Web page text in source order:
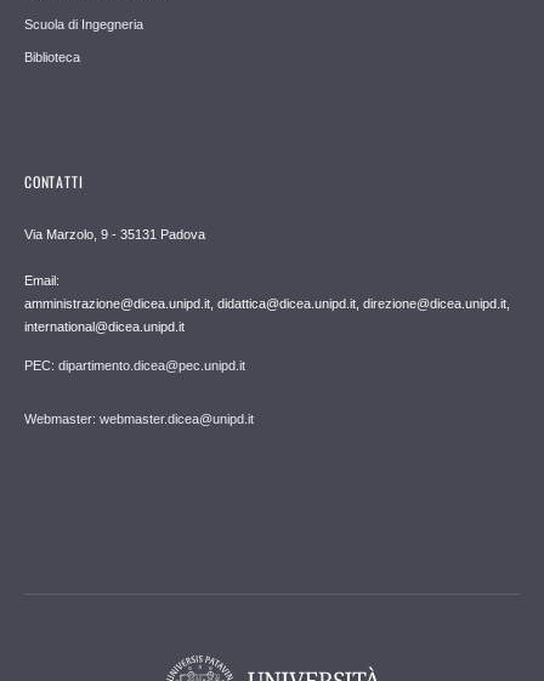
Scuola di Ingegneria
Biblioteca
CONTATTI
Via Marzolo, 9 - 35131 Padova
Email:
amministrazione@dicea.unipd.it, didattica@dicea.unipd.it, direzione@dicea.unipd.it,
international@dicea.unipd.it
PEC: dipartimento.dicea@pec.unipd.it
Webmaster: webmaster.dicea@unipd.it